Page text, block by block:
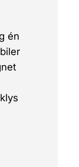
én